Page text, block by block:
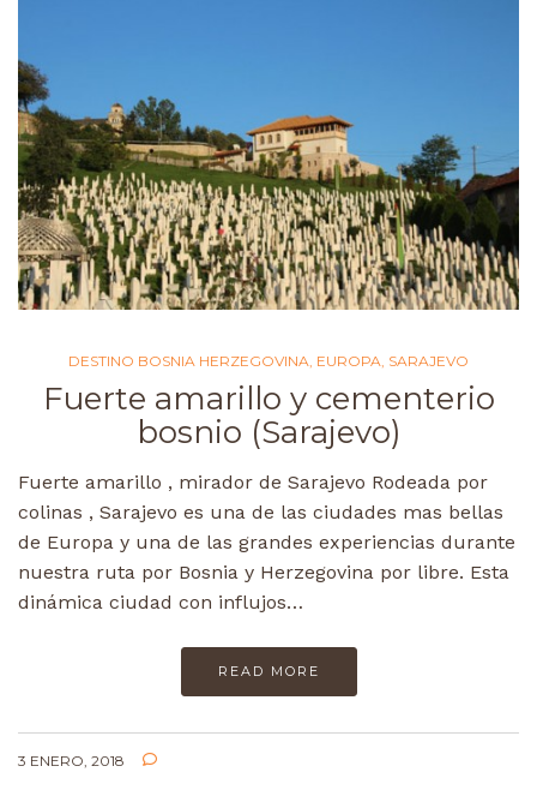
DESTINO BOSNIA HERZEGOVINA, EUROPA, SARAJEVO
Fuerte amarillo y cementerio
bosnio (Sarajevo)
Fuerte amarillo , mirador de Sarajevo Rodeada por
colinas , Sarajevo es una de las ciudades mas bellas
de Europa y una de las grandes experiencias durante
nuestra ruta por Bosnia y Herzegovina por libre. Esta
dinámica ciudad con influjos…
READ MORE
3 ENERO, 2018